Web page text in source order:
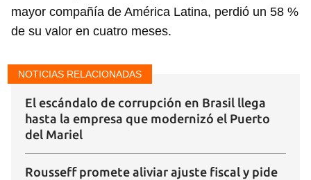
mayor compañía de América Latina, perdió un 58 %
de su valor en cuatro meses.
NOTICIAS RELACIONADAS
El escándalo de corrupción en Brasil llega
hasta la empresa que modernizó el Puerto
del Mariel
Rousseff promete aliviar ajuste fiscal y pide